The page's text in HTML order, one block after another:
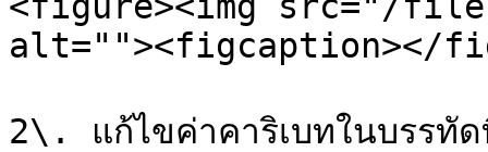
alt=""><figcaption></
2\. แก้ไขค่าคาริเบทในบรรทั